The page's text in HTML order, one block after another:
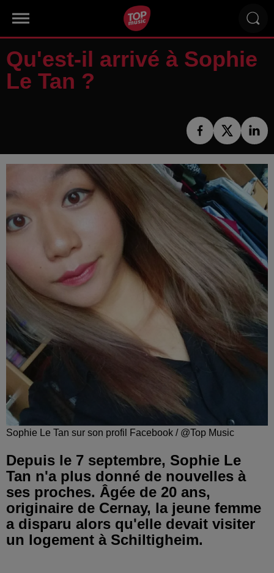
Qu'est-il arrivé à Sophie
Le Tan ?
Sophie Le Tan sur son profil Facebook / @Top Music
Depuis le 7 septembre, Sophie Le
Tan n'a plus donné de nouvelles à
ses proches. Âgée de 20 ans,
originaire de Cernay, la jeune femme
a disparu alors qu'elle devait visiter
un logement à Schiltigheim.